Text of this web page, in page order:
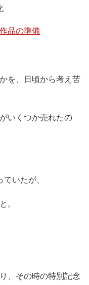
品の準備
を、日頃から考え苦
いくつか売れたの
いたが、
。
、その時の特別記念